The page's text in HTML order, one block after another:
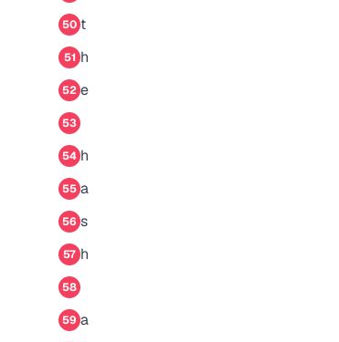
50 t
51 h
52 e
53
54 h
55 a
56 s
57 h
58
59 a